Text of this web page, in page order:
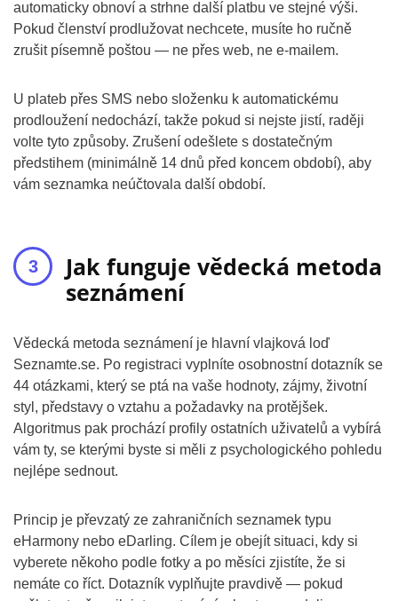
automaticky obnoví a strhne další platbu ve stejné výši.
Pokud členství prodlužovat nechcete, musíte ho ručně
zrušit písemně poštou — ne přes web, ne e-mailem.
U plateb přes SMS nebo složenku k automatickému
prodloužení nedochází, takže pokud si nejste jistí, raději
volte tyto způsoby. Zrušení odešlete s dostatečným
předstihem (minimálně 14 dnů před koncem období), aby
vám seznamka neúčtovala další období.
Jak funguje vědecká metoda
seznámení
Vědecká metoda seznámení je hlavní vlajková loď
Seznamte.se. Po registraci vyplníte osobnostní dotazník se
44 otázkami, který se ptá na vaše hodnoty, zájmy, životní
styl, představy o vztahu a požadavky na protějšek.
Algoritmus pak prochází profily ostatních uživatelů a vybírá
vám ty, se kterými byste si měli z psychologického pohledu
nejlépe sednout.
Princip je převzatý ze zahraničních seznamek typu
eHarmony nebo eDarling. Cílem je obejít situaci, kdy si
vyberete někoho podle fotky a po měsíci zjistíte, že si
nemáte co říct. Dotazník vyplňujte pravdivě — pokud